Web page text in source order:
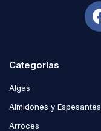
Categorías
Algas
Almidones y Espesantes
Arroces